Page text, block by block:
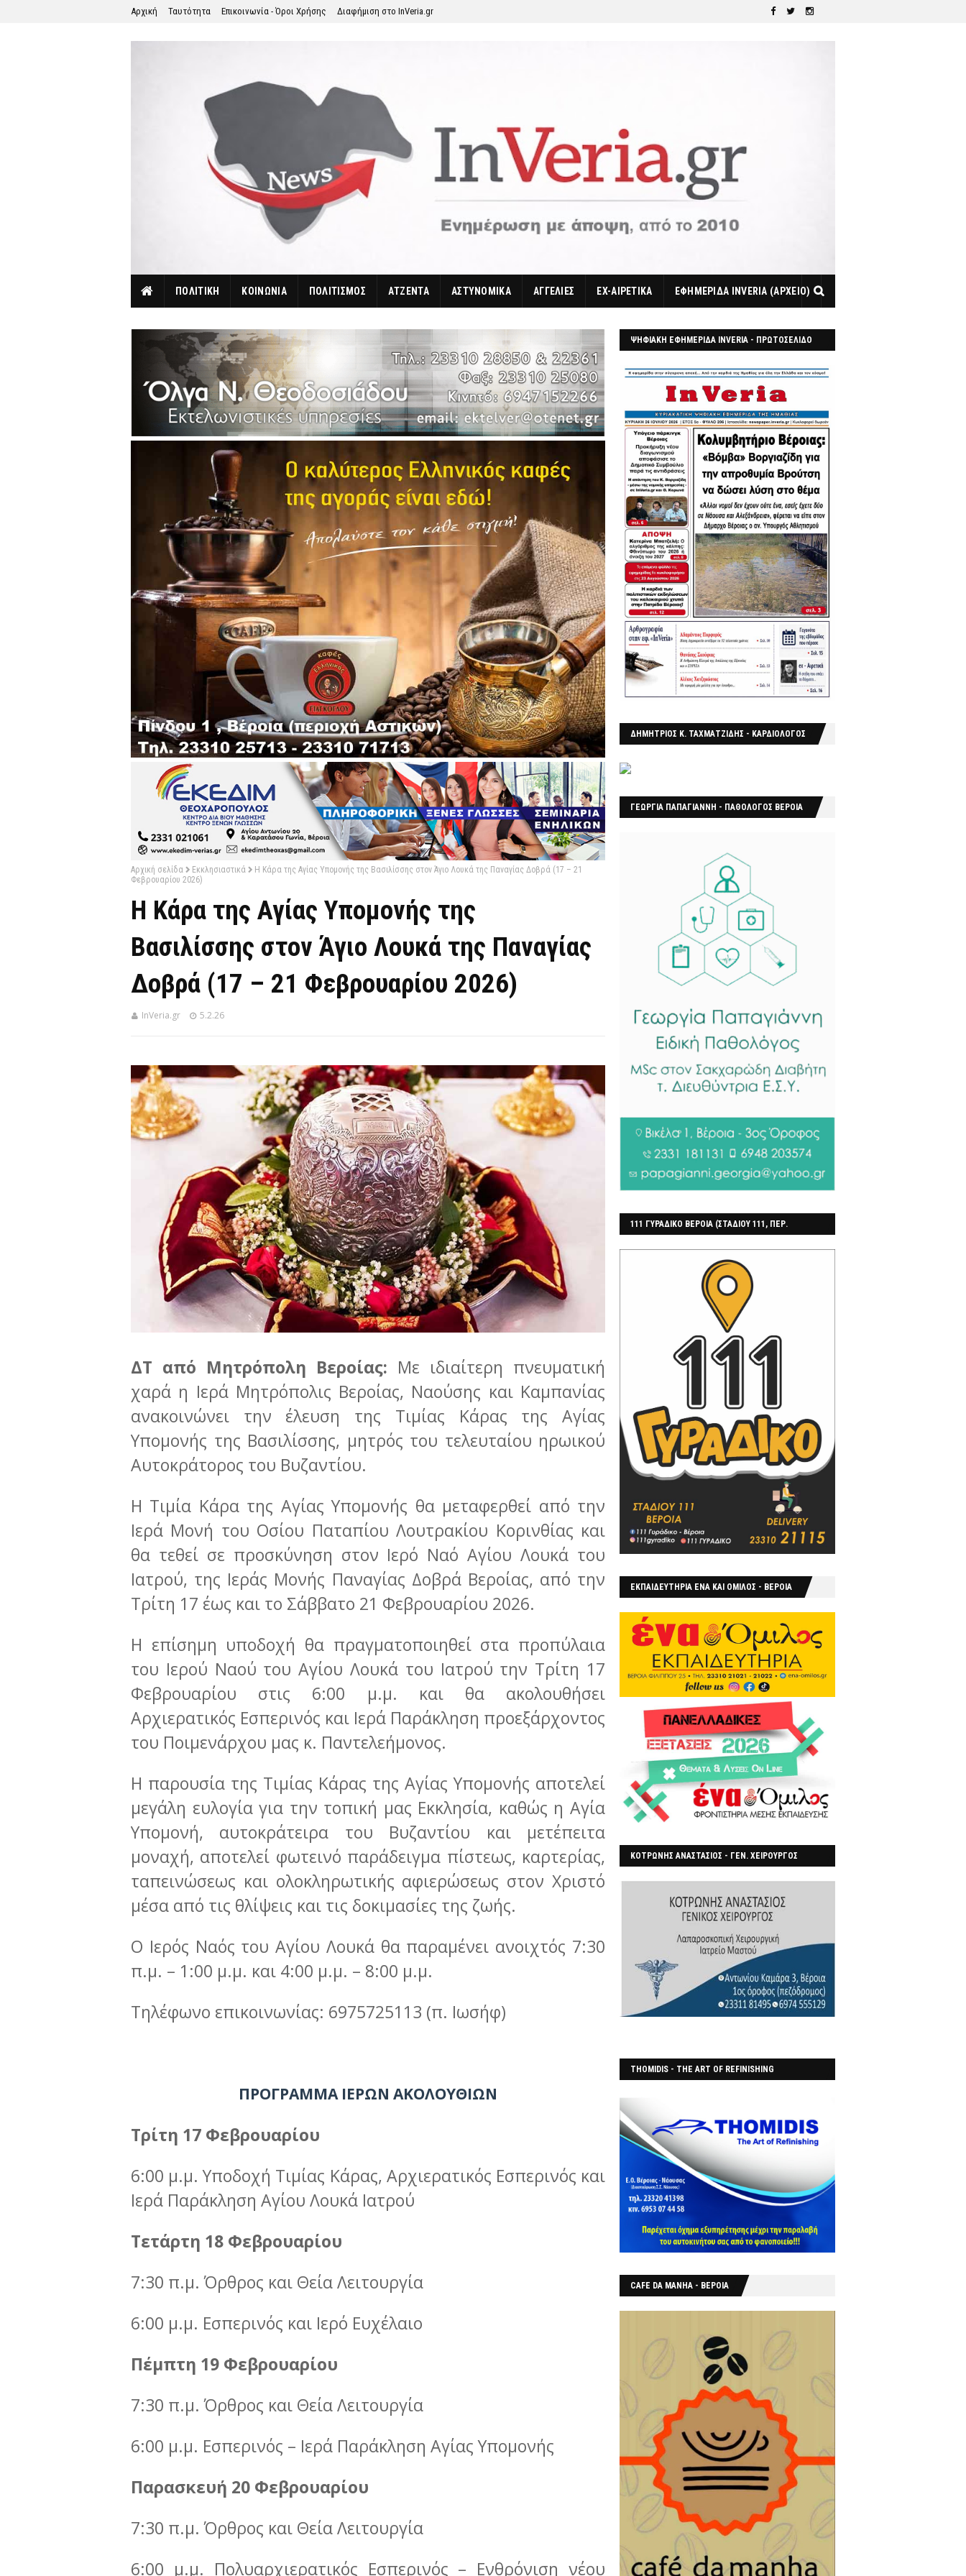
Αρχική Ταυτότητα Επικοινωνία - Όροι Χρήσης Διαφήμιση στο InVeria.gr
ΠΟΛΙΤΙΚΗ ΚΟΙΝΩΝΙΑ ΠΟΛΙΤΙΣΜΟΣ ΑΤΖΕΝΤΑ ΑΣΤΥΝΟΜΙΚΑ ΑΓΓΕΛΙΕΣ EX-ΑΙΡΕΤΙΚΑ ΕΦΗΜΕΡΙΔΑ INVERIA (ΑΡΧΕΙΟ)
Αρχική σελίδα Εκκλησιαστικά
Η Κάρα της Αγίας Υπομονής της Βασιλίσσης στον Άγιο Λουκά της Παναγίας Δοβρά (17 – 21
Φεβρουαρίου 2026)
Η Κάρα της Αγίας Υπομονής της
Βασιλίσσης στον Άγιο Λουκά της Παναγίας
Δοβρά (17 – 21 Φεβρουαρίου 2026)
InVeria.gr 5.2.26
ΔΤ από Μητρόπολη Βεροίας: Με ιδιαίτερη πνευματική
χαρά η Ιερά Μητρόπολις Βεροίας, Ναούσης και Καμπανίας
ανακοινώνει την έλευση της Τιμίας Κάρας της Αγίας
Υπομονής της Βασιλίσσης, μητρός του τελευταίου ηρωικού
Αυτοκράτορος του Βυζαντίου.
Η Τιμία Κάρα της Αγίας Υπομονής θα μεταφερθεί από την
Ιερά Μονή του Οσίου Παταπίου Λουτρακίου Κορινθίας και
θα τεθεί σε προσκύνηση στον Ιερό Ναό Αγίου Λουκά του
Ιατρού, της Ιεράς Μονής Παναγίας Δοβρά Βεροίας, από την
Τρίτη 17 έως και το Σάββατο 21 Φεβρουαρίου 2026.
Η επίσημη υποδοχή θα πραγματοποιηθεί στα προπύλαια
του Ιερού Ναού του Αγίου Λουκά του Ιατρού την Τρίτη 17
Φεβρουαρίου στις 6:00 μ.μ. και θα ακολουθήσει
Αρχιερατικός Εσπερινός και Ιερά Παράκληση προεξάρχοντος
του Ποιμενάρχου μας κ. Παντελεήμονος.
Η παρουσία της Τιμίας Κάρας της Αγίας Υπομονής αποτελεί
μεγάλη ευλογία για την τοπική μας Εκκλησία, καθώς η Αγία
Υπομονή, αυτοκράτειρα του Βυζαντίου και μετέπειτα
μοναχή, αποτελεί φωτεινό παράδειγμα πίστεως, καρτερίας,
ταπεινώσεως και ολοκληρωτικής αφιερώσεως στον Χριστό
μέσα από τις θλίψεις και τις δοκιμασίες της ζωής.
Ο Ιερός Ναός του Αγίου Λουκά θα παραμένει ανοιχτός 7:30
π.μ. – 1:00 μ.μ. και 4:00 μ.μ. – 8:00 μ.μ.
Τηλέφωνο επικοινωνίας: 6975725113 (π. Ιωσήφ)
ΠΡΟΓΡΑΜΜΑ ΙΕΡΩΝ ΑΚΟΛΟΥΘΙΩΝ
Τρίτη 17 Φεβρουαρίου
6:00 μ.μ. Υποδοχή Τιμίας Κάρας, Αρχιερατικός Εσπερινός και
Ιερά Παράκληση Αγίου Λουκά Ιατρού
Τετάρτη 18 Φεβρουαρίου
7:30 π.μ. Όρθρος και Θεία Λειτουργία
6:00 μ.μ. Εσπερινός και Ιερό Ευχέλαιο
Πέμπτη 19 Φεβρουαρίου
7:30 π.μ. Όρθρος και Θεία Λειτουργία
6:00 μ.μ. Εσπερινός – Ιερά Παράκληση Αγίας Υπομονής
Παρασκευή 20 Φεβρουαρίου
7:30 π.μ. Όρθρος και Θεία Λειτουργία
6:00 μ.μ. Πολυαρχιερατικός Εσπερινός – Ενθρόνιση νέου
ΨΗΦΙΑΚΗ ΕΦΗΜΕΡΙΔΑ INVERIA - ΠΡΩΤΟΣΕΛΙΔΟ
ΔΗΜΗΤΡΙΟΣ Κ. ΤΑΧΜΑΤΖΙΔΗΣ - ΚΑΡΔΙΟΛΟΓΟΣ
ΓΕΩΡΓΙΑ ΠΑΠΑΓΙΑΝΝΗ - ΠΑΘΟΛΟΓΟΣ ΒΕΡΟΙΑ
111 ΓΥΡΑΔΙΚΟ ΒΕΡΟΙΑ (ΣΤΑΔΙΟΥ 111, ΠΕΡ.
ΕΚΠΑΙΔΕΥΤΗΡΙΑ ΕΝΑ ΚΑΙ ΟΜΙΛΟΣ - ΒΕΡΟΙΑ
ΚΟΤΡΩΝΗΣ ΑΝΑΣΤΑΣΙΟΣ - ΓΕΝ. ΧΕΙΡΟΥΡΓΟΣ
THOMIDIS - THE ART OF REFINISHING
CAFE DA MANHA - ΒΕΡΟΙΑ